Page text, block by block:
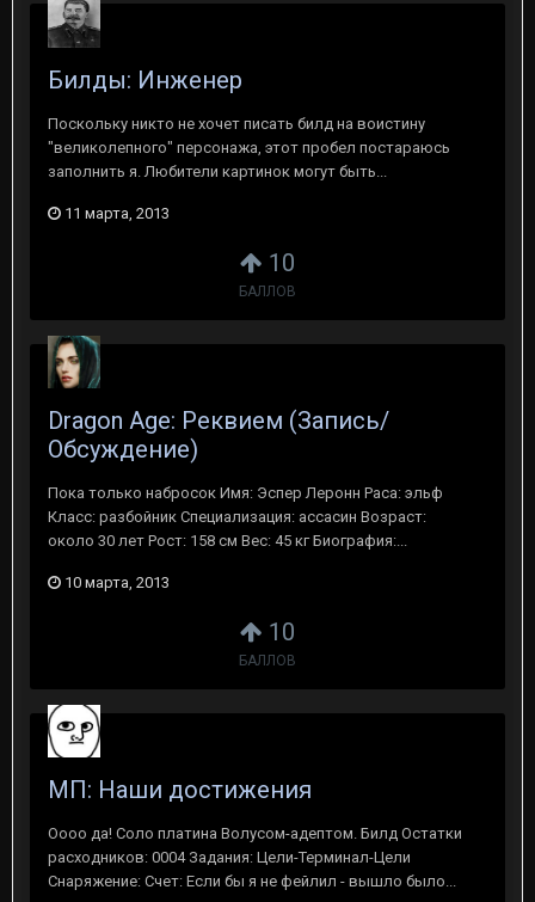
10
БАЛЛОВ
Билды: Инженер
Поскольку никто не хочет писать билд на воистину
"великолепного" персонажа, этот пробел постараюсь
заполнить я. Любители картинок могут быть...
11 марта, 2013
10
БАЛЛОВ
Dragon Age: Реквием (Запись/
Обсуждение)
Пока только набросок Имя: Эспер Леронн Раса: эльф
Класс: разбойник Специализация: ассасин Возраст:
около 30 лет Рост: 158 см Вес: 45 кг Биография:...
10 марта, 2013
МП: Наши достижения
Оооо да! Соло платина Волусом-адептом. Билд Остатки
расходников: 0004 Задания: Цели-Терминал-Цели
Снаряжение: Счет: Если бы я не фейлил - вышло было...